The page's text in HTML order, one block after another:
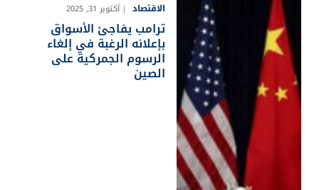
الاقتصاد أكتوبر 31, 2025
ترامب يفاجئ الأسواق
بإعلانه الرغبة في إلغاء
الرسوم الجمركية على
الصين